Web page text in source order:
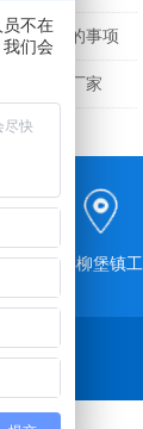
要注意的事项
试仪生产厂家
省宝应县柳堡镇
不在
们会